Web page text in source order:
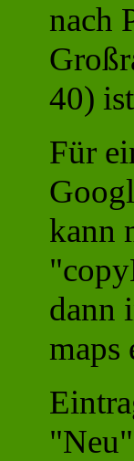
nach
40)
Für
kann
dann
maps